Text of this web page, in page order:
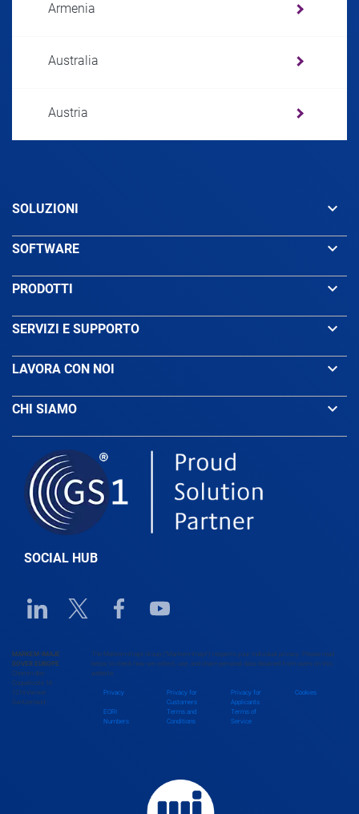
Armenia
Australia
Austria
Bahamas
Bangladesh
Barbados
Belgium
Belize
Bolivia
SOLUZIONI keyboard_arrow_down
SOFTWARE keyboard_arrow_down
PRODOTTI keyboard_arrow_down
SERVIZI E SUPPORTO keyboard_arrow_down
LAVORA CON NOI keyboard_arrow_down
CHI SIAMO keyboard_arrow_down
SOCIAL HUB
Linkedin URL link
Twitter URL linkFacebook URL link
Youtube URL link
MARKEM-IMAJE
DOVER EUROPE
Chemin des
Coquelicots 16
1214 Vernier
Switzerland
The Markem-Imaje Group (“Markem-Imaje”) respects your individual privacy. Please read
below to check how we collect, use, and share personal data obtained from users on this
website.
Privacy
Privacy for
Customers
Privacy for
Applicants
Cookies
EORI
Numbers
Terms and
Conditions
Terms of
Service